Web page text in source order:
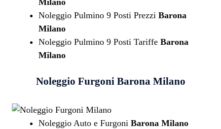
Milano
Noleggio Pulmino 9 Posti Prezzi Barona
Milano
Noleggio Pulmino 9 Posti Tariffe Barona
Milano
Noleggio FurgoniBarona Milano
Noleggio Auto e Furgoni Barona Milano